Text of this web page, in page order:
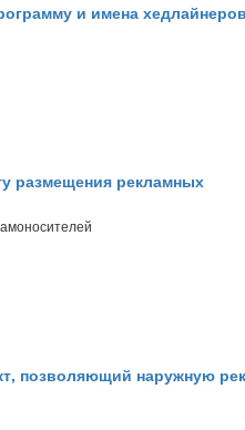
и имена хедлайнеров
размещения рекламных
позволяющий наружную